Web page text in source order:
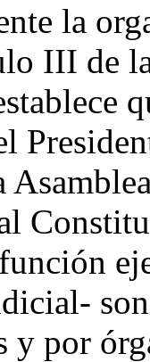
la
III de
son
y por